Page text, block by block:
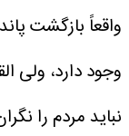
وجود دارد،
نباید مردم را